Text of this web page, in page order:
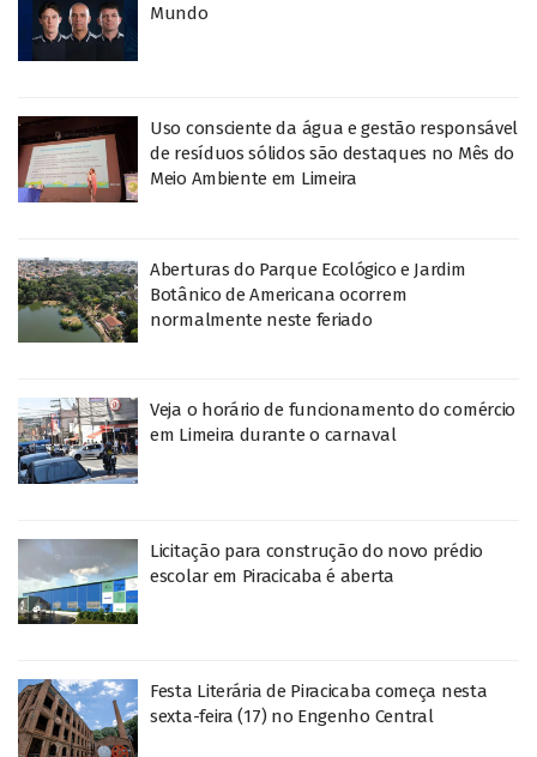
Mundo
Uso consciente da água e gestão responsável
de resíduos sólidos são destaques no Mês do
Meio Ambiente em Limeira
Aberturas do Parque Ecológico e Jardim
Botânico de Americana ocorrem
normalmente neste feriado
Veja o horário de funcionamento do comércio
em Limeira durante o carnaval
Licitação para construção do novo prédio
escolar em Piracicaba é aberta
Festa Literária de Piracicaba começa nesta
sexta-feira (17) no Engenho Central